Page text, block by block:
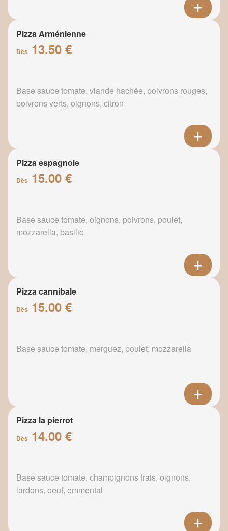
Pizza Arménienne
Dès 13.50 €
Base sauce tomate, viande hachée, poivrons rouges,
poivrons verts, oignons, citron
Pizza espagnole
Dès 15.00 €
Base sauce tomate, oignons, poivrons, poulet,
mozzarella, basilic
Pizza cannibale
Dès 15.00 €
Base sauce tomate, merguez, poulet, mozzarella
Pizza la pierrot
Dès 14.00 €
Base sauce tomate, champignons frais, oignons,
lardons, oeuf, emmental